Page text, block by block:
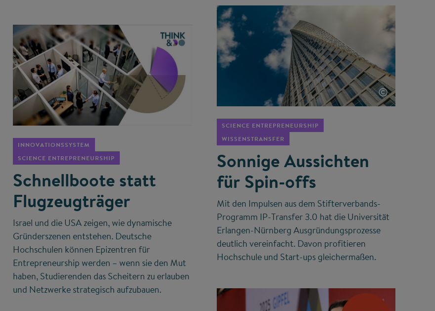
INNOVATIONSSYSTEM
SCIENCE ENTREPRENEURSHIP
Schnellboote statt
Flugzeugträger
Israel und die USA zeigen, wie dynamische
Gründerszenen entstehen. Deutsche
Hochschulen können Epizentren für
Entrepreneurship werden – wenn sie den Mut
haben, Studierenden das Scheitern zu erlauben
und Netzwerke strategisch aufzubauen.
©
SCIENCE ENTREPRENEURSHIP
WISSENSTRANSFER
Sonnige Aussichten
für Spin-offs
Mit den Impulsen aus dem Stifterverbands-
Programm IP-Transfer 3.0 hat die Universität
Erlangen-Nürnberg Ausgründungsprozesse
deutlich vereinfacht. Davon profitieren
Hochschule und Start-ups gleichermaßen.